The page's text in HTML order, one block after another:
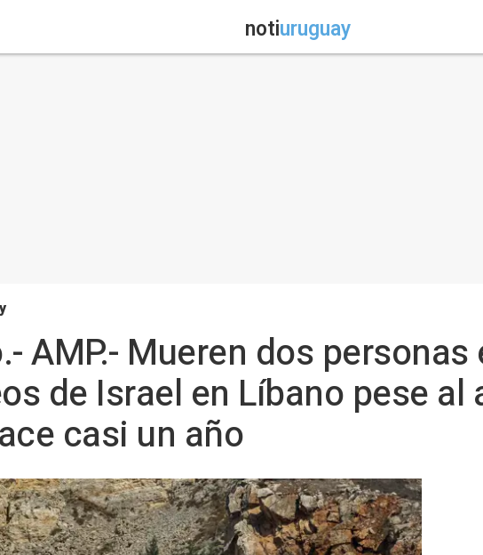
notiuruguay
AMP.- Mueren dos personas
de Israel en Líbano pese al
casi un año